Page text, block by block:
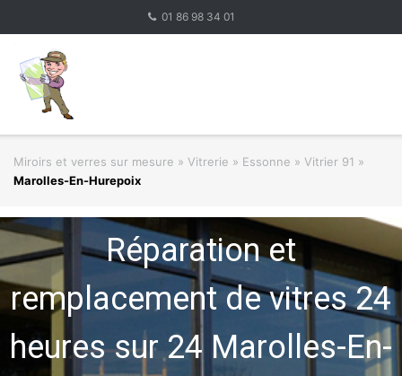
01 86 98 34 01
Miroirs et verres sur mesure » Vitrerie » Essonne » Vitrier 91 »
Marolles-En-Hurepoix
Réparation et
remplacement de vitres 24
heures sur 24 Marolles-En-